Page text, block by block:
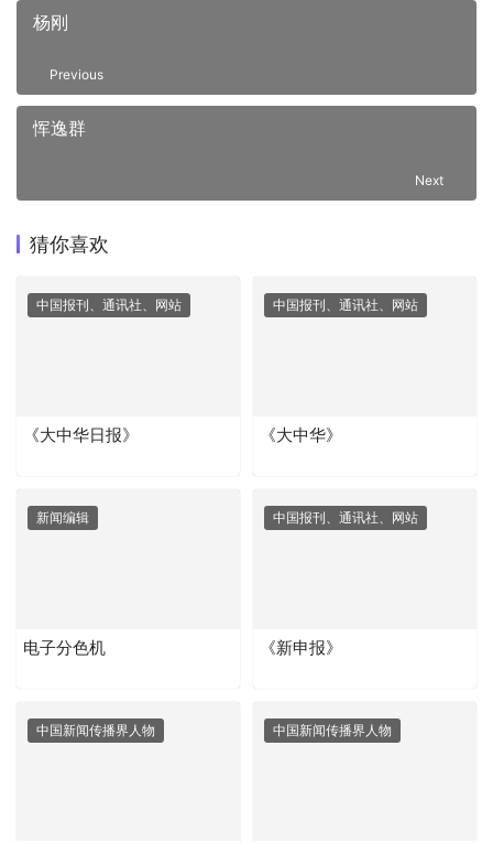
杨刚
Previous
恽逸群
Next
猜你喜欢
中国报刊、通讯社、网站
《大中华日报》
中国报刊、通讯社、网站
《大中华》
新闻编辑
电子分色机
中国报刊、通讯社、网站
《新申报》
中国新闻传播界人物 中国新闻传播界人物